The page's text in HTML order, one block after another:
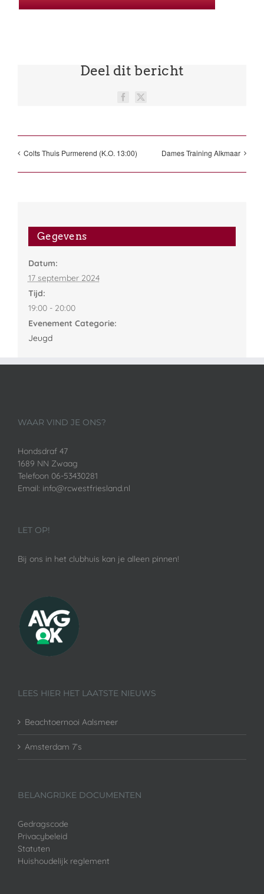
Deel dit bericht
Facebook
X
Colts Thuis Purmerend (K.O. 13:00) Dames Training Alkmaar
Gegevens
Datum:
17 september 2024
Tijd:
19:00 - 20:00
Evenement Categorie:
Jeugd
WAAR VIND JE ONS?
Hondsdraf 47
1689 NN Zwaag
Telefoon 06-53430281
Email: info@rcwestfriesland.nl
LET OP!
Bij ons in het clubhuis kan je alleen pinnen!
LEES HIER HET LAATSTE NIEUWS
Beachtoernooi Aalsmeer
Amsterdam 7’s
BELANGRIJKE DOCUMENTEN
Gedragscode
Privacybeleid
Statuten
Huishoudelijk reglement